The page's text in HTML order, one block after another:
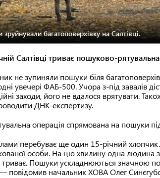
зруйнували багатоповерхівку на Салтівці.
Салтівці триває пошуково-
не зупиняли пошуки біля
увечері ФАБ-500. Учора з-під завалів
заходи, його не вдалося врятувати.
ДНК-експертизу.
операція спрямована на пошуки
перебуває ще один 15-річний
особи. На цю хвилину одна людина
триває. Пошуки ускладнюються значною
повідомив начальник ХОВА Олег